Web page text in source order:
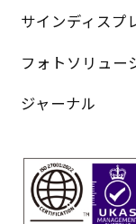
サインディスプ
フォトソリュー
ジャーナル